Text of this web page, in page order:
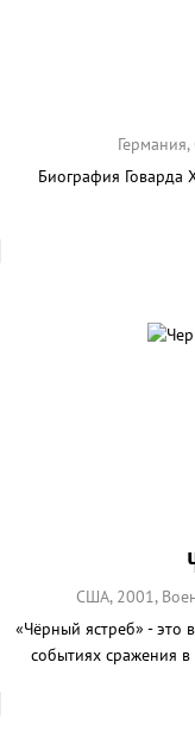
Биография Говарда
США, 2001,
«Чёрный ястреб» - это
событиях сражения